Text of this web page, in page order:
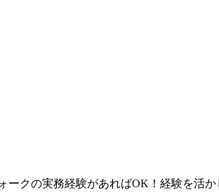
クの実務経験があればOK！経験を活